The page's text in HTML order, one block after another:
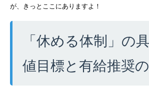
が、きっとここにありますよ！
「休める体制」の
値目標と有給推奨